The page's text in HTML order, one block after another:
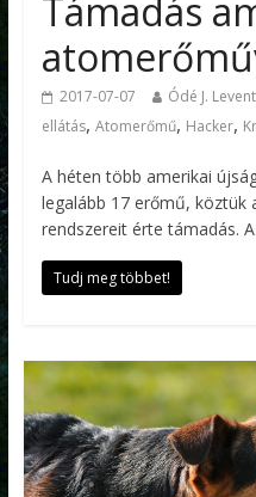
Támadás
2017-07-07 Ódé J.
ellátás, Atomerőmű, Hacker,
A héten több amerikai
legalább 17 erőmű,
rendszereit érte támadás.
Tudj meg többet!